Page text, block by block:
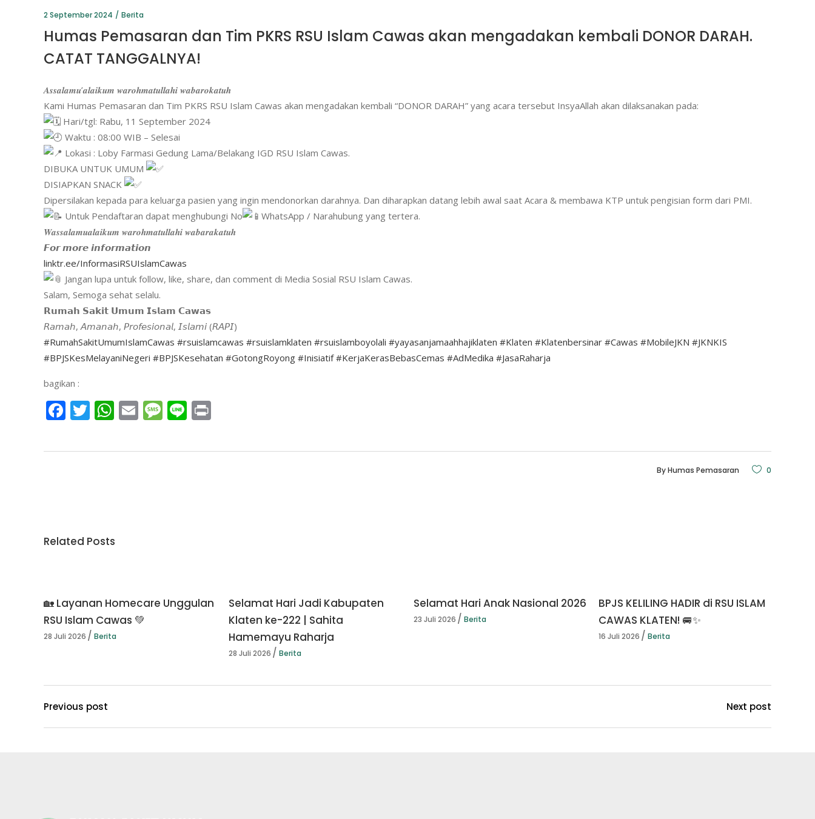
2 September 2024 Berita
Humas Pemasaran dan Tim PKRS RSU Islam Cawas akan mengadakan kembali DONOR DARAH.
CATAT TANGGALNYA!
𝑨𝒔𝒔𝒂𝒍𝒂𝒎𝒖’𝒂𝒍𝒂𝒊𝒌𝒖𝒎 𝒘𝒂𝒓𝒐𝒉𝒎𝒂𝒕𝒖𝒍𝒍𝒂𝒉𝒊 𝒘𝒂𝒃𝒂𝒓𝒐𝒌𝒂𝒕𝒖𝒉
Kami Humas Pemasaran dan Tim PKRS RSU Islam Cawas akan mengadakan kembali “DONOR DARAH” yang acara tersebut InsyaAllah akan dilaksanakan pada:
Hari/tgl: Rabu, 11 September 2024
Waktu : 08:00 WIB – Selesai
Lokasi : Loby Farmasi Gedung Lama/Belakang IGD RSU Islam Cawas.
DIBUKA UNTUK UMUM
DISIAPKAN SNACK
Dipersilakan kepada para keluarga pasien yang ingin mendonorkan darahnya. Dan diharapkan datang lebih awal saat Acara & membawa KTP untuk pengisian form dari PMI.
Untuk Pendaftaran dapat menghubungi No
WhatsApp / Narahubung yang tertera.
𝑾𝒂𝒔𝒔𝒂𝒍𝒂𝒎𝒖𝒂𝒍𝒂𝒊𝒌𝒖𝒎 𝒘𝒂𝒓𝒐𝒉𝒎𝒂𝒕𝒖𝒍𝒍𝒂𝒉𝒊 𝒘𝒂𝒃𝒂𝒓𝒂𝒌𝒂𝒕𝒖𝒉
𝙁𝙤𝙧 𝙢𝙤𝙧𝙚 𝙞𝙣𝙛𝙤𝙧𝙢𝙖𝙩𝙞𝙤𝙣
linktr.ee/InformasiRSUIslamCawas
Jangan lupa untuk follow, like, share, dan comment di Media Sosial RSU Islam Cawas.
Salam, Semoga sehat selalu.
𝗥𝘂𝗺𝗮𝗵 𝗦𝗮𝗸𝗶𝘁 𝗨𝗺𝘂𝗺 𝗜𝘀𝗹𝗮𝗺 𝗖𝗮𝘄𝗮𝘀
𝘙𝘢𝘮𝘢𝘩, 𝘈𝘮𝘢𝘯𝘢𝘩, 𝘗𝘳𝘰𝘧𝘦𝘴𝘪𝘰𝘯𝘢𝘭, 𝘐𝘴𝘭𝘢𝘮𝘪 (𝘙𝘈𝘗𝘐)
#RumahSakitUmumIslamCawas #rsuislamcawas #rsuislamklaten #rsuislamboyolali #yayasanjamaahhajiklaten #Klaten #Klatenbersinar #Cawas #MobileJKN #JKNKIS
#BPJSKesMelayaniNegeri #BPJSKesehatan #GotongRoyong #Inisiatif #KerjaKerasBebasCemas #AdMedika #JasaRaharja
bagikan :
Facebook
Twitter
WhatsApp
EmailMessage
Line
ByHumas Pemasaran 0
Related Posts
🏡 Layanan Homecare Unggulan
RSU Islam Cawas 💚
28 Juli 2026 Berita
Selamat Hari Jadi Kabupaten
Klaten ke-222 | Sahita
Hamemayu Raharja
28 Juli 2026 Berita
Selamat Hari Anak Nasional 2026
23 Juli 2026 Berita
BPJS KELILING HADIR di RSU ISLAM
CAWAS KLATEN! 🚐✨
16 Juli 2026 Berita
Previous post Next post